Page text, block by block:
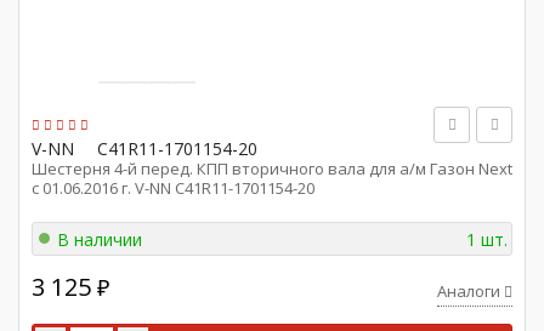
V-NN C41R11-1701154-20
Шестерня 4-й перед. КПП вторичного вала для а/м Газон Next
с 01.06.2016 г. V-NN C41R11-1701154-20
В наличии 1 шт.
3 125 ₽ Аналоги